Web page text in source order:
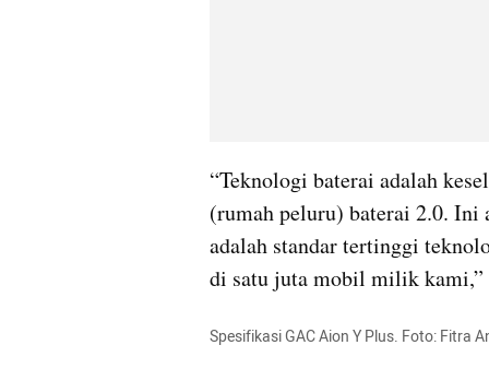
“Teknologi baterai adalah
(rumah peluru) baterai 2.0. Ini
adalah standar tertinggi
di satu juta mobil milik kami,”
Spesifikasi GAC Aion Y Plus. Foto: Fitra